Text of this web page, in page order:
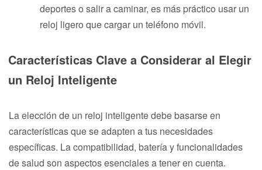
deportes o salir a caminar, es más práctico usar un
reloj ligero que cargar un teléfono móvil.
Características Clave a Considerar al Elegir
un Reloj Inteligente
La elección de un reloj inteligente debe basarse en
características que se adapten a tus necesidades
específicas. La compatibilidad, batería y funcionalidades
de salud son aspectos esenciales a tener en cuenta.